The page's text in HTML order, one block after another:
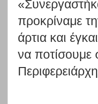
προκρίναμε
άρτια και
να ποτίσουμε